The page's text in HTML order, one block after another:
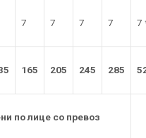
7 7 7 7 7
165 205 245 285
по лице со превоз